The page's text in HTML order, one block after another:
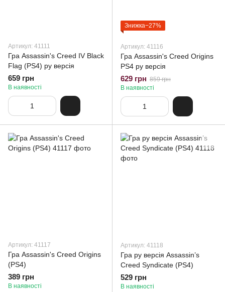
Артикул: 41111
Гра Assassin's Creed IV Black
Flag (PS4) ру версія
659 грн
В наявності
Знижка−27%
Артикул: 41116
Гра Assassin's Creed Origins
PS4 ру версія
629 грн 859 грн
В наявності
Артикул: 41117
Гра Assassin's Creed Origins
(PS4)
389 грн
В наявності
Артикул: 41118
Гра ру версія Assassin’s
Creed Syndicate (PS4)
529 грн
В наявності